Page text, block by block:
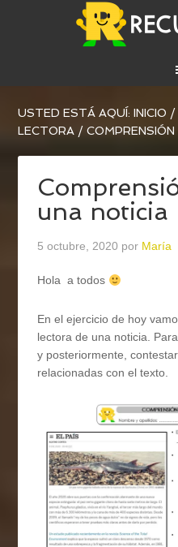
USTED ESTÁ AQUÍ:INICIO /
LECTORA /
una noticia
5 octubre, 2020 por María
Hola a todos
En el ejercicio de hoy
lectora de una noticia.
y posteriormente,
relacionadas con el texto.